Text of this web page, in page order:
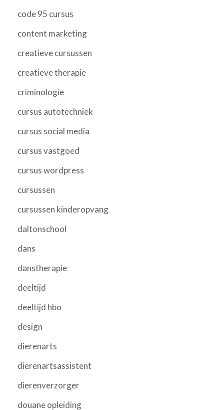
code 95 cursus
content marketing
creatieve cursussen
creatieve therapie
criminologie
cursus autotechniek
cursus social media
cursus vastgoed
cursus wordpress
cursussen
cursussen kinderopvang
daltonschool
dans
danstherapie
deeltijd
deeltijd hbo
design
dierenarts
dierenartsassistent
dierenverzorger
douane opleiding